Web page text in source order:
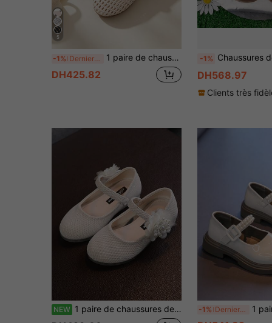
5
-1% Derniers 3 jours 1 paire de chaussures plates Mary Jane de princesse, chaussures de ballet à semelle souple, respirantes, antidérapantes et tressées ajourées, sandales mignonnes à design élastique pour filles et étudiantes, adaptées à toutes les saisons, à assortir avec des jupes et des jeans
DH425.82
-1% Chaussures de princesse pour filles, nouvelle collection printemps/
DH568.97
Clients très
NEW 1 paire de chaussures de princesse beiges pour filles, nouvelles chaussures babies en maille avec fleurs de perles, design à bride unique avec fermeture à crochet et boucle, chaussures polyvalentes convenant pour l'école, les courses, les vacances, les représentations sur scène, les fêtes, les demoiselles d'honneur -1% Derniers 3 jours 1 paire de chaussures plates style princesse avec perles babies, fermeture à